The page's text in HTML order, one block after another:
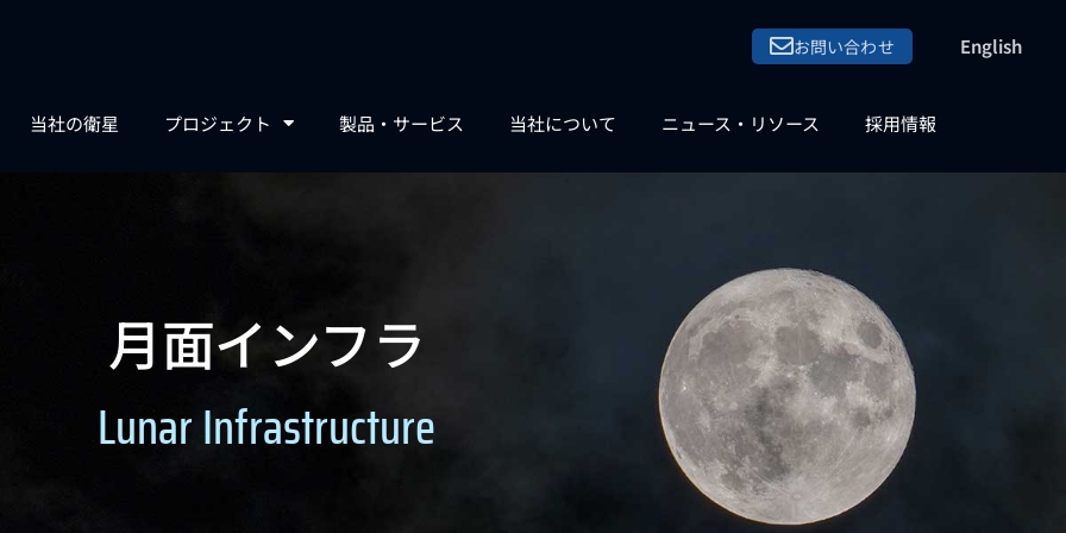
お問い合わせ English
当社の衛星 プロジェクト 製品・サービス 当社について ニュース・リソース 採用情報
月面インフラ
Lunar Infrastructure